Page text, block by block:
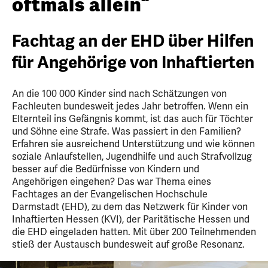
oftmals allein“
Fachtag an der EHD über Hilfen
für Angehörige von Inhaftierten
An die 100 000 Kinder sind nach Schätzungen von
Fachleuten bundesweit jedes Jahr betroffen. Wenn ein
Elternteil ins Gefängnis kommt, ist das auch für Töchter
und Söhne eine Strafe. Was passiert in den Familien?
Erfahren sie ausreichend Unterstützung und wie können
soziale Anlaufstellen, Jugendhilfe und auch Strafvollzug
besser auf die Bedürfnisse von Kindern und
Angehörigen eingehen? Das war Thema eines
Fachtages an der Evangelischen Hochschule
Darmstadt (EHD), zu dem das Netzwerk für Kinder von
Inhaftierten Hessen (KVI), der Paritätische Hessen und
die EHD eingeladen hatten. Mit über 200 Teilnehmenden
stieß der Austausch bundesweit auf große Resonanz.